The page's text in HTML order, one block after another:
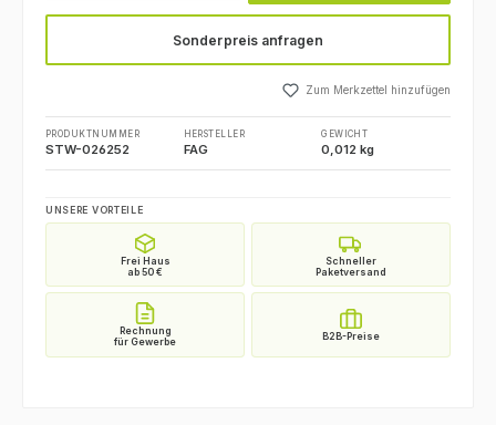
Sonderpreis anfragen
Zum Merkzettel hinzufügen
PRODUKTNUMMER
STW-026252
HERSTELLER
FAG
GEWICHT
0,012 kg
UNSERE VORTEILE